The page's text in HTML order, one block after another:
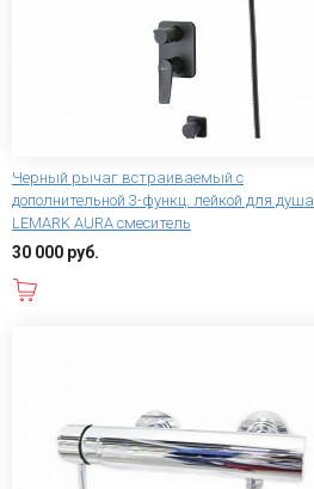
Черный рычаг встраиваемый с
дополнительной 3-функц. лейкой для душа
LEMARK AURA смеситель
30 000 руб.